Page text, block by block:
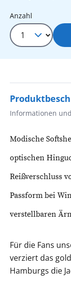
Produkt
Anzahl
Informationen
Modische
optischen
Reißverschluss
Passform bei
verstellbaren
Für die Fans
verziert das
Hamburgs die